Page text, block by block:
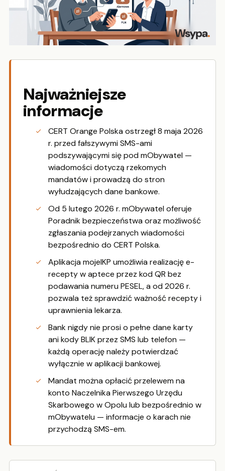
Najważniejsze
informacje
CERT Orange Polska ostrzegł 8 maja 2026
r. przed fałszywymi SMS-ami
podszywającymi się pod mObywatel —
wiadomości dotyczą rzekomych
mandatów i prowadzą do stron
wyłudzających dane bankowe.
Od 5 lutego 2026 r. mObywatel oferuje
Poradnik bezpieczeństwa oraz możliwość
zgłaszania podejrzanych wiadomości
bezpośrednio do CERT Polska.
Aplikacja mojeIKP umożliwia realizację e-
recepty w aptece przez kod QR bez
podawania numeru PESEL, a od 2026 r.
pozwala też sprawdzić ważność recepty i
uprawnienia lekarza.
Bank nigdy nie prosi o pełne dane karty
ani kody BLIK przez SMS lub telefon —
każdą operację należy potwierdzać
wyłącznie w aplikacji bankowej.
Mandat można opłacić przelewem na
konto Naczelnika Pierwszego Urzędu
Skarbowego w Opolu lub bezpośrednio w
mObywatelu — informacje o karach nie
przychodzą SMS-em.